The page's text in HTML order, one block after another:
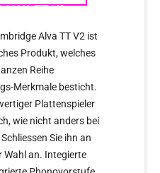
ALVA TT V2
Alva TT V2 ist
Produkt, welches
Reihe
Merkmale besticht.
Plattenspieler
wie nicht anders bei
Sie ihn an
Wahl an. Integierte